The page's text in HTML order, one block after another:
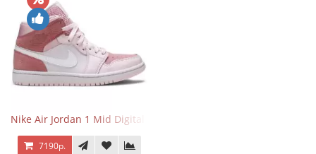
Nike Air Jordan 1 Mid Digital Pink
7190р.